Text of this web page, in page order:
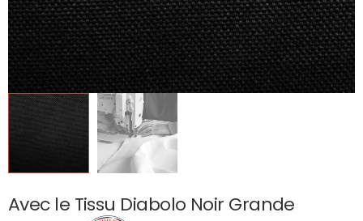
Avec le Tissu Diabolo Noir Grande